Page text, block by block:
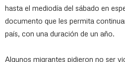
hasta el mediodía del sábado en
documento que les permita
país, con una duración de un año.
Algunos migrantes pidieron no ser